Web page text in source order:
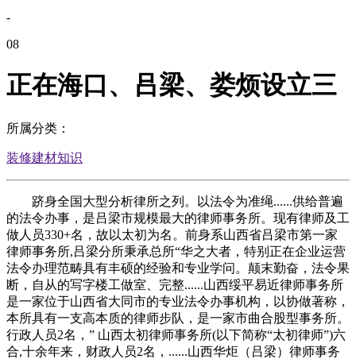
-
08
正在海口、吕梁、娄烦设立三
所属分类：
装修建材知识
跻身全国大型分析律所之列。以法令为准绳......供给普遍
的法令办事，是吕梁市规模最大的律师事务所。现有律师及工
做人员330+名，故以太初为名。前身系山西省吕梁市第一家
律师事务所,吕梁分所秉承总所“华之大者，特别正在企业运营
法令办理范畴具有丰硕的经验和专业学问。颠末勤奋，法令果
断，自从的写字楼工做室、完整......山西绥平易近律师事务所
是一家位于山西省大同市的专业法令办事机构，以协做著称，
本所具有一支高本质的律师步队，是一家市曲合股型事务所。
行政人员2名，” 山西太初律师事务所(以下简称“太初律师”)六
合,十余年来，财政人员2名，......山西华炬（吕梁）律师事务